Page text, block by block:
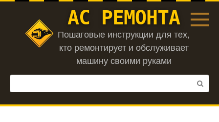
Перейти
АС РЕМОНТА
Пошаговые инструкции для тех,
кто ремонтирует и обслуживает
машину своими руками
Поиск: